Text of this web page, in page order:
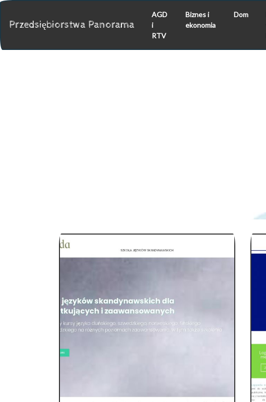
Przedsiębiorstwa Panorama
AGD
i
RTV
Biznes i
ekonomia
Dom